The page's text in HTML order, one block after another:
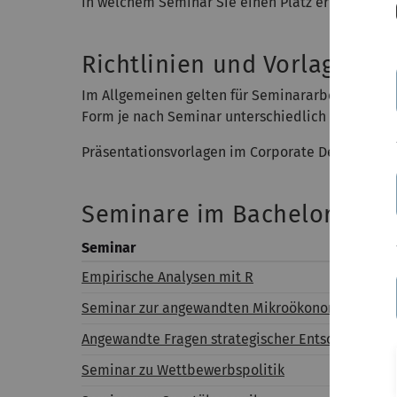
Richtlinien und Vorlagen
Im Allgemeinen gelten für Seminararbeiten an
Form je nach Seminar unterschiedlich sein
Präsentationsvorlagen im Corporate Design der
Seminare im Bachelor
Seminar
Empirische Analysen mit R
Seminar zur angewandten Mikroökonomik
Angewandte Fragen strategischer Entscheidungen
Seminar zu Wettbewerbspolitik